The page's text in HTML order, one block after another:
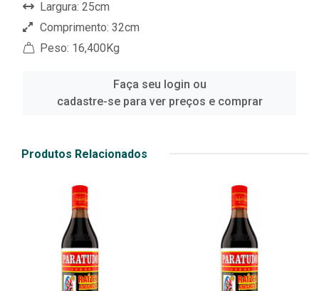
Largura: 25cm
Comprimento: 32cm
Peso: 16,400Kg
Faça seu login ou
cadastre-se para ver preços e comprar
Produtos Relacionados